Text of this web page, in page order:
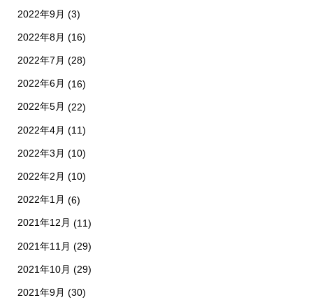
2022年9月 (3)
2022年8月 (16)
2022年7月 (28)
2022年6月 (16)
2022年5月 (22)
2022年4月 (11)
2022年3月 (10)
2022年2月 (10)
2022年1月 (6)
2021年12月 (11)
2021年11月 (29)
2021年10月 (29)
2021年9月 (30)